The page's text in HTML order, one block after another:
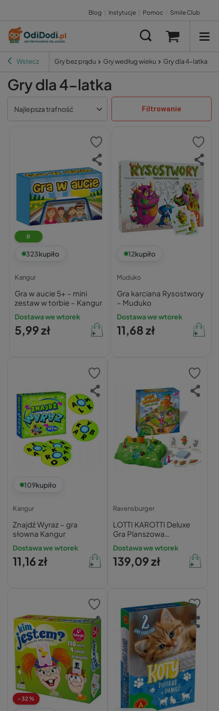
Blog Instytucje Pomoc Smile Club
Wstecz Gry bez prądu Gry według wieku Gry dla 4-latka
Gry dla 4-latka
Najlepsza trafność Filtrowanie
B
323kupiło
Kangur
Gra w aucie 5+ – mini
zestaw w torbie – Kangur
Dostawa we wtorek
5,99 zł
12kupiło
Muduko
Gra karciana Rysostwory
– Muduko
Dostawa we wtorek
11,68 zł
109kupiło
Kangur
Znajdź Wyraz – gra
słowna Kangur
Dostawa we wtorek
11,16 zł
Ravensburger
LOTTI KAROTTI Deluxe
Gra Planszowa
Przygodowa 4+
Ravensburger
Dostawa we wtorek
139,09 zł
-32%